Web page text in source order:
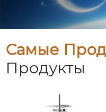
Самые
Продукты